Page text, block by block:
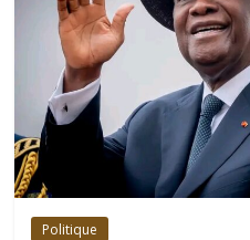
Politique